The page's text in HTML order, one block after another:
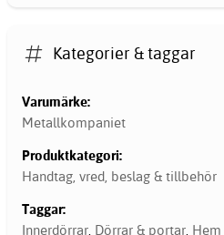
Kategorier & taggar
Varumärke:
Metallkompaniet
Produktkategori:
Handtag, vred, beslag & tillbehör
Taggar:
Innerdörrar, Dörrar & portar,